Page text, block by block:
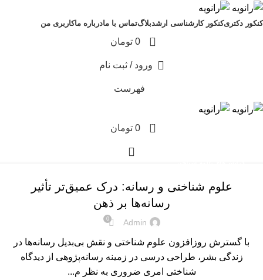
کنکور دکتریکنکور کارشناسی ارشدبلاگتماس با مادرباره ماکاربری من
0
0 تومان
ورود / ثبت نام
فهرست
0
0 تومان
علوم شناختی و رسانه: درک عمیق‌تر تأثیر
رسانه‌ها بر ذهن
Admin
0
با گسترش روزافزون علوم شناختی و نقش بی‌بدیل رسانه‌ها در
زندگی بشر، طراحی درسی در زمینه رسانه‌پژوهی از دیدگاه
شناختی امری ضروری به نظر م...